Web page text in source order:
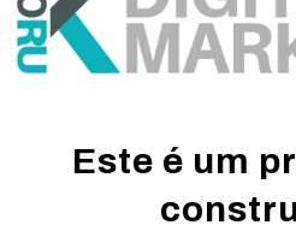
Este é um